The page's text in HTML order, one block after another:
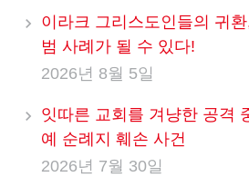
이라크 그리스도인들의 귀
범 사례가 될 수 있다!
2026년 8월 5일
잇따른 교회를 겨냥한 공격
예 순례지 훼손 사건
2026년 7월 30일